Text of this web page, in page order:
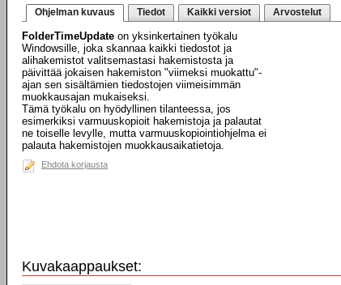
Ohjelman kuvaus Tiedot Kaikki versiot Arvostelut
FolderTimeUpdate on yksinkertainen työkalu
Windowsille, joka skannaa kaikki tiedostot ja
alihakemistot valitsemastasi hakemistosta ja
päivittää jokaisen hakemiston "viimeksi muokattu"-
ajan sen sisältämien tiedostojen viimeisimmän
muokkausajan mukaiseksi.
Tämä työkalu on hyödyllinen tilanteessa, jos
esimerkiksi varmuuskopioit hakemistoja ja palautat
ne toiselle levylle, mutta varmuuskopiointiohjelma ei
palauta hakemistojen muokkausaikatietoja.
Ehdota korjausta
Kuvakaappaukset: